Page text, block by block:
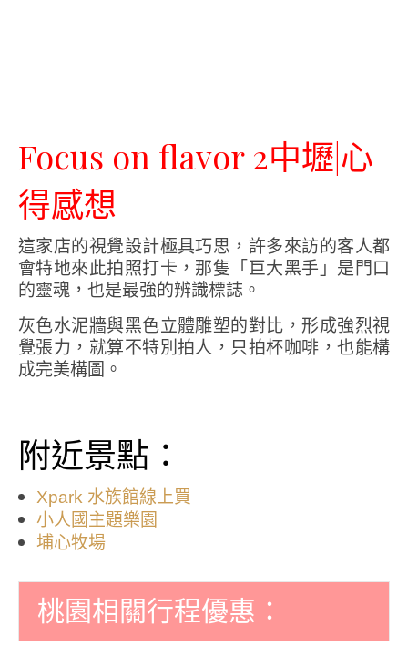
Focus on flavor 2中壢|心
得感想
這家店的視覺設計極具巧思，許多來訪的客人都
會特地來此拍照打卡，那隻「巨大黑手」是門口
的靈魂，也是最強的辨識標誌。
灰色水泥牆與黑色立體雕塑的對比，形成強烈視
覺張力，就算不特別拍人，只拍杯咖啡，也能構
成完美構圖。
附近景點：
Xpark 水族館線上買
小人國主題樂園
埔心牧場
桃園相關行程優惠：